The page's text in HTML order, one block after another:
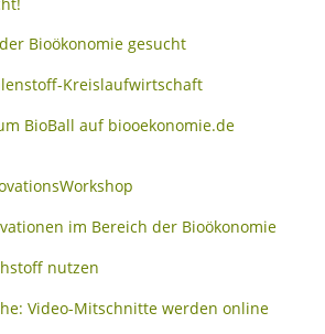
Bioökonomie gesucht
Kreislaufwirtschaft
BioBall auf biooekonomie.de
im Bereich der Bioökonomie
nutzen
Video-Mitschnitte werden online